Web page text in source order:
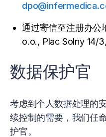
通过寄信至注册办公
o.o., Plac Solny 14/
数据保护官
考虑到个人数据处理的
续控制的需要，我们任
护官。